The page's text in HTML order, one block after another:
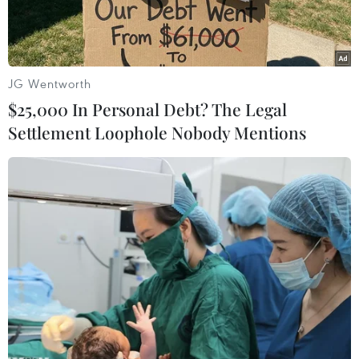
BB&T-SunTrust sáp nhập thành ngân hàng thương mại lớn thứ
sáu của Mỹ. (Nguồn: Bloomberg)
Kế hoạch sáp nhập của hai ngân hàng tầm trung
BB&T và SunTrust của Mỹ cuối cùng đã nhận
JG Wentworth
$25,000 In Personal Debt? The Legal
Settlement Loophole Nobody Mentions